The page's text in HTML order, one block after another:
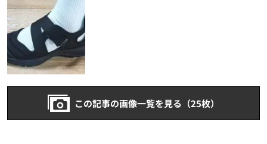
この記事の画像一覧を見る（25枚）